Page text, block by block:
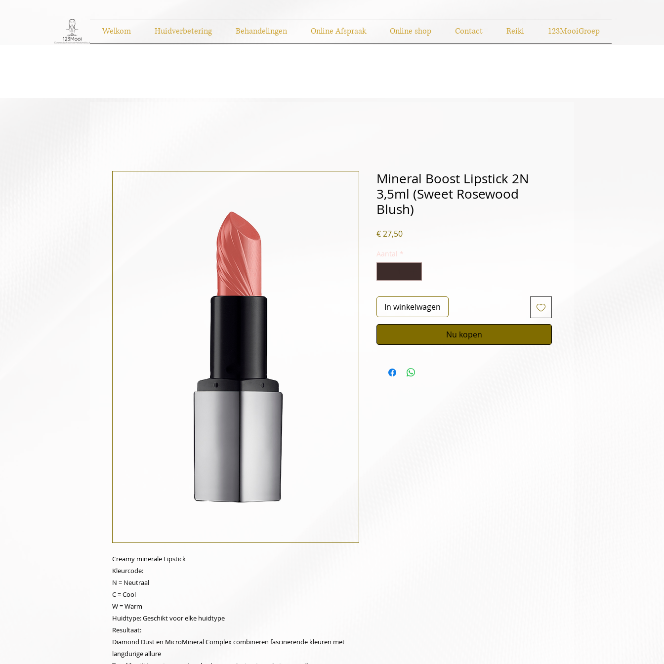
Welkom Huidverbetering Behandelingen Online Afspraak Online shop Contact Reiki 123MooiGroep
Creamy minerale Lipstick
Kleurcode:
N = Neutraal
C = Cool
W = Warm
Huidtype: Geschikt voor elke huidtype
Resultaat:
Diamond Dust en MicroMineral Complex combineren fascinerende kleuren met
langdurige allure
Mineral Boost Lipstick 2N
3,5ml (Sweet Rosewood
Blush)
€ 27,50Prijs
Aantal *
In winkelwagen
Nu kopen